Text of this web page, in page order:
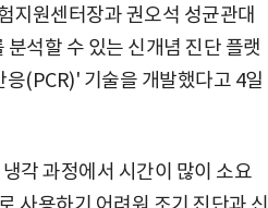
지원센터장과 권오석 성균관대
석할 수 있는 신개념 진단 플랫
(PCR)' 기술을 개발했다고 4일
각 과정에서 시간이 많이 소요